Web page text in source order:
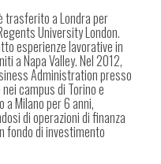
trasferito a Londra per
University London.
esperienze lavorative in
a Napa Valley. Nel 2012,
Administration presso
nei campus di Torino e
Milano per 6 anni,
di operazioni di finanza
fondo di investimento